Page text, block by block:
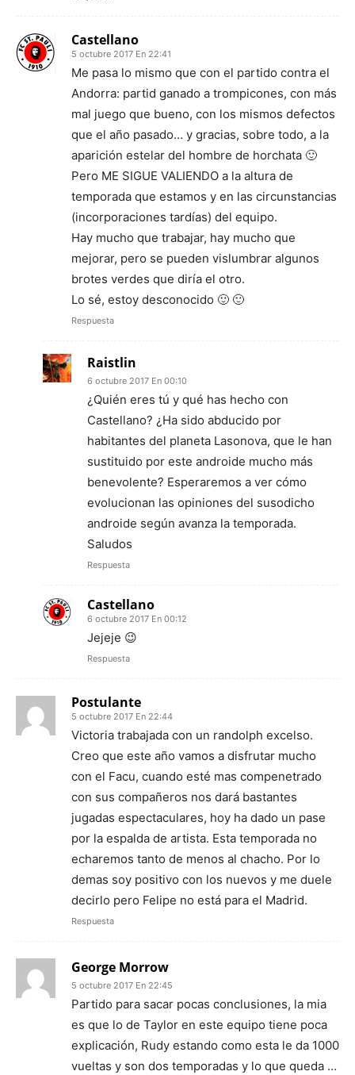
Castellano
5 octubre 2017 En 22:41
Me pasa lo mismo que con el partido contra el
Andorra: partid ganado a trompicones, con más
mal juego que bueno, con los mismos defectos
que el año pasado… y gracias, sobre todo, a la
aparición estelar del hombre de horchata 🙂
Pero ME SIGUE VALIENDO a la altura de
temporada que estamos y en las circunstancias
(incorporaciones tardías) del equipo.
Hay mucho que trabajar, hay mucho que
mejorar, pero se pueden vislumbrar algunos
brotes verdes que diría el otro.
Lo sé, estoy desconocido 🙂 🙂
Respuesta
Raistlin
6 octubre 2017 En 00:10
¿Quién eres tú y qué has hecho con
Castellano? ¿Ha sido abducido por
habitantes del planeta Lasonova, que le han
sustituido por este androide mucho más
benevolente? Esperaremos a ver cómo
evolucionan las opiniones del susodicho
androide según avanza la temporada.
Saludos
Respuesta
Castellano
6 octubre 2017 En 00:12
Jejeje 😉
Respuesta
Postulante
5 octubre 2017 En 22:44
Victoria trabajada con un randolph excelso.
Creo que este año vamos a disfrutar mucho
con el Facu, cuando esté mas compenetrado
con sus compañeros nos dará bastantes
jugadas espectaculares, hoy ha dado un pase
por la espalda de artista. Esta temporada no
echaremos tanto de menos al chacho. Por lo
demas soy positivo con los nuevos y me duele
decirlo pero Felipe no está para el Madrid.
Respuesta
George Morrow
5 octubre 2017 En 22:45
Partido para sacar pocas conclusiones, la mia
es que lo de Taylor en este equipo tiene poca
explicación, Rudy estando como esta le da 1000
vueltas y son dos temporadas y lo que queda …